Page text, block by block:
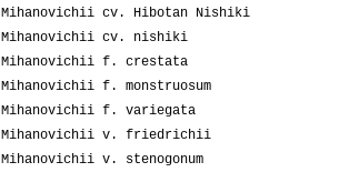
Mihanovichii cv. Hibotan Nishiki
Mihanovichii cv. nishiki
Mihanovichii f. crestata
Mihanovichii f. monstruosum
Mihanovichii f. variegata
Mihanovichii v. friedrichii
Mihanovichii v. stenogonum